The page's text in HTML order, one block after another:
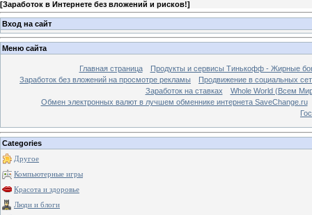
[Заработок в Интернете без вложений и рисков!]
Вход на сайт
Меню сайта
Главная страница
Продукты и сервисы Тинькофф - Жирные
Заработок без вложений на просмотре рекламы
Продвижение в социальных
Заработок на ставках
Whole World (Всем
Обмен электронных валют в лучшем обменнике интернета SaveChange.ru
Categories
Другое
Компьютерные игры
Красота и здоровье
Люди и блоги